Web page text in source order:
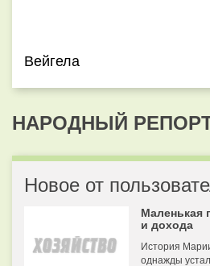
Вейгела
НАРОДНЫЙ
Новое от
Маленькая
и дохода
История
однажды